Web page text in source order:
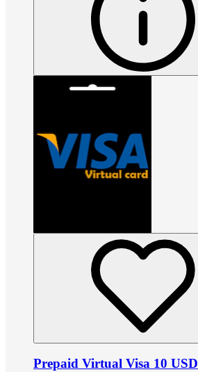
Prepaid Virtual Visa 10 USD